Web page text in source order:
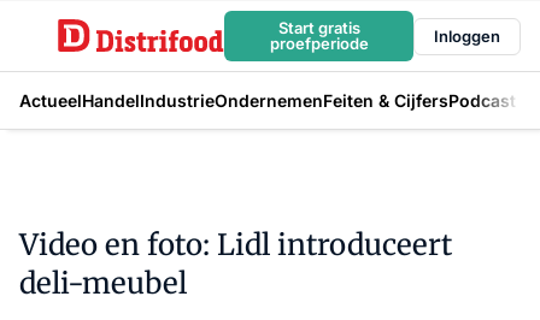
Start gratis
proefperiode
Inloggen
ActueelHandelIndustrieOndernemenFeiten & CijfersPodcast
Video en foto: Lidl introduceert
deli-meubel